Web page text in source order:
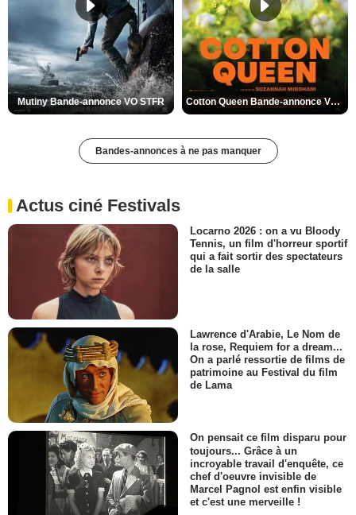
Mutiny Bande-annonce VO STFR Cotton Queen Bande-annonce VO STFR
Bandes-annonces à ne pas manquer
Actus ciné Festivals
Locarno 2026 : on a vu Bloody
Tennis, un film d'horreur sportif
qui a fait sortir des spectateurs
de la salle
Lawrence d'Arabie, Le Nom de
la rose, Requiem for a dream...
On a parlé ressortie de films de
patrimoine au Festival du film
de Lama
On pensait ce film disparu pour
toujours... Grâce à un
incroyable travail d'enquête, ce
chef d'oeuvre invisible de
Marcel Pagnol est enfin visible
et c'est une merveille !